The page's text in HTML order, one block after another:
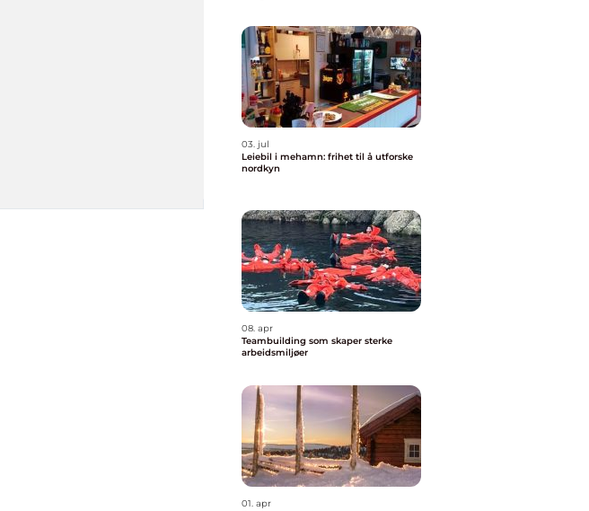
03. jul
Leiebil i mehamn: frihet til å utforske
nordkyn
08. apr
Teambuilding som skaper sterke
arbeidsmiljøer
01. apr